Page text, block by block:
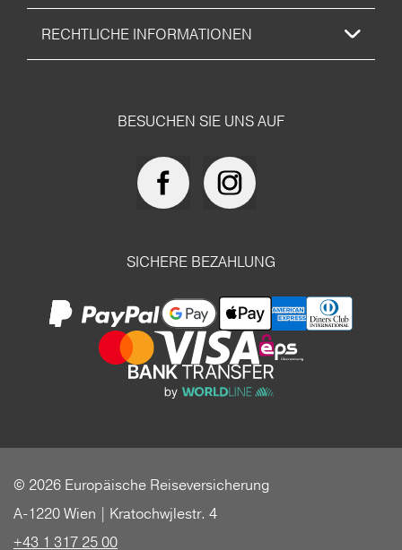
RECHTLICHE INFORMATIONEN
BESUCHEN SIE UNS AUF
SICHERE BEZAHLUNG
© 2026 Europäische Reiseversicherung
A-1220 Wien | Kratochwjlestr. 4
+43 1 317 25 00